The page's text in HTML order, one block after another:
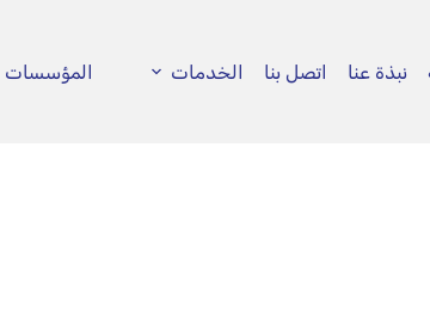
نبذة عنا اتصل بنا الخدمات المؤسسات